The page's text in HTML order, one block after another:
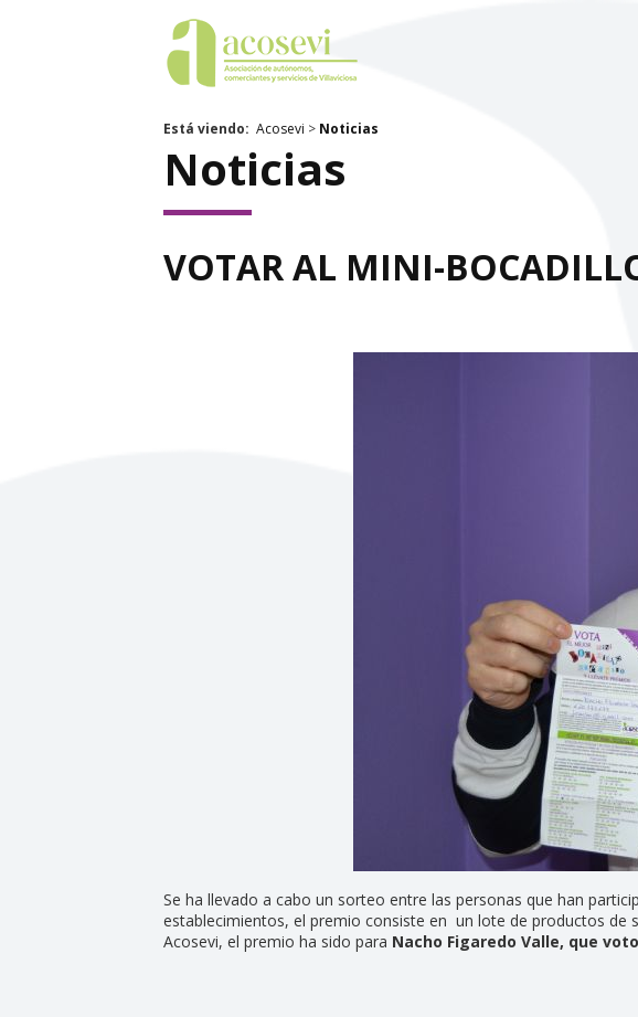
Está viendo: Acosevi > Noticias
Noticias
VOTAR AL MINI-
Se ha llevado a cabo un sorteo entre las personas que han
establecimientos, el premio consiste en un lote de productos de
Acosevi, el premio ha sido para Nacho Figaredo Valle, que